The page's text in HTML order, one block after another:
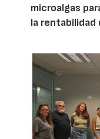
microalgas
la rentabilidad